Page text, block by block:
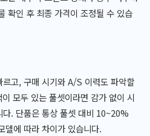
확인 후 최종 가격이 조정될 수 있습
고, 구매 시기와 A/S 이력도 파악할
모두 있는 풀셋이라면 감가 없이 시
다. 단품은 통상 풀셋 대비 10~20%
델에 따라 차이가 있습니다.